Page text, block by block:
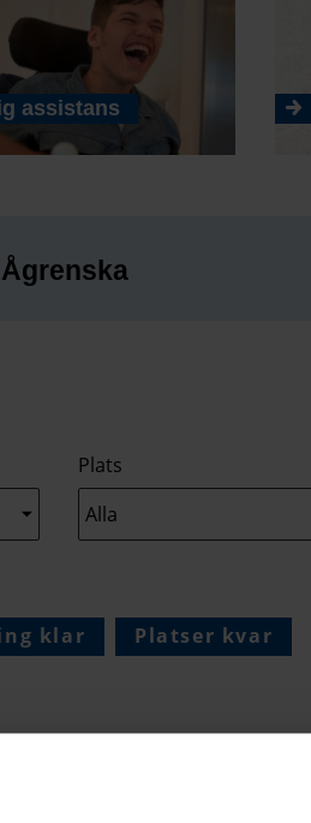
assistans
Plats
klar Platser kvar